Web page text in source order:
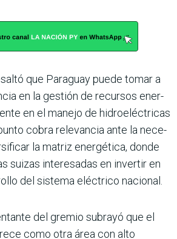
que Paraguay puede tomar a
en la gestión de recursos ener­
en el manejo de hidroeléctri­cas
cobra relevancia ante la nece­
la matriz energética, donde
suizas inte­resadas en invertir en
del sistema eléctrico nacional.
del gremio subrayó que el
como otra área con alto